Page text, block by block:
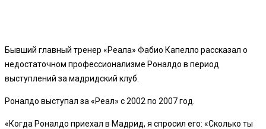
Бывший главный тренер «Реала» Фабио Капелло рассказал о
недостаточном профессионализме Роналдо в период
выступлений за мадридский клуб.
Роналдо выступал за «Реал» с 2002 по 2007 год.
«Когда Роналдо приехал в Мадрид, я спросил его: «Сколько ты